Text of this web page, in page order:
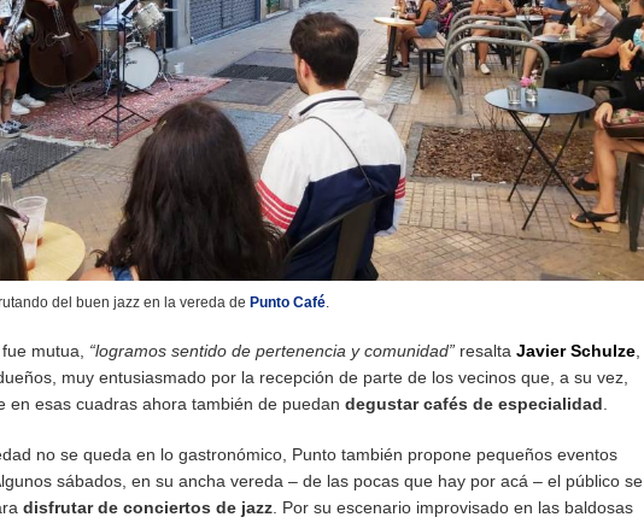
del buen jazz en la vereda de Punto Café
mutua, “logramos sentido de pertenencia y comunidad” resalta Javier Schulze,
muy entusiasmado por la recepción de parte de los vecinos que, a su vez,
en esas cuadras ahora también de puedan degustar cafés de especialidad.
no se queda en lo gastronómico, Punto también propone pequeños eventos
sábados, en su ancha vereda – de las pocas que hay por acá – el público se
disfrutar de conciertos de jazz. Por su escenario improvisado en las baldosas